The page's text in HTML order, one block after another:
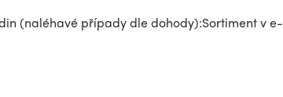
(naléhavé případy dle dohody):Sortiment v e-